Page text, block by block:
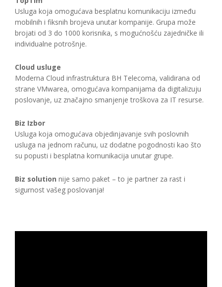
Usluga koja omogućava besplatnu komunikaciju između
mobilnih i fiksnih brojeva unutar kompanije. Grupa može
brojati od 3 do 1000 korisnika, s mogućnošću zajedničke ili
individualne potrošnje.
Cloud usluge
Moderna Cloud infrastruktura BH Telecoma, validirana od
strane VMwarea, omogućava kompanijama da digitalizuju
poslovanje, uz značajno smanjenje troškova za IT resurse.
Biz Izbor
Usluga koja omogućava objedinjavanje svih poslovnih
usluga na jednom računu, uz dodatne pogodnosti kao što
su popusti i besplatna komunikacija unutar grupe.
Biz solution nije samo paket – to je partner za rast i
sigurnost vašeg poslovanja!